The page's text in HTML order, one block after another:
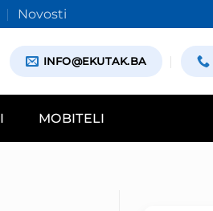
Novosti
INFO@EKUTAK.BA
MOBITELI